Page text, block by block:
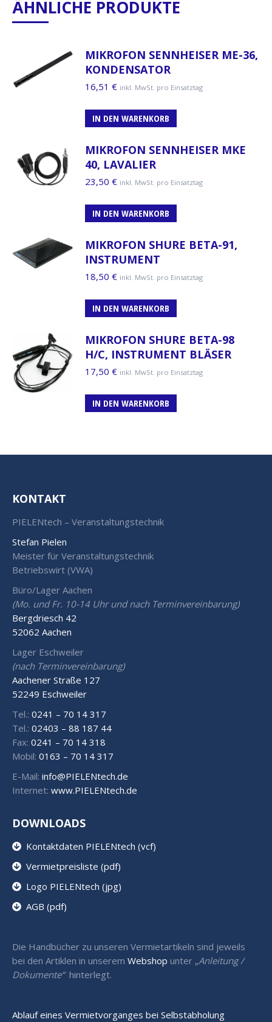
ÄHNLICHE PRODUKTE
MIKROFON SENNHEISER ME-36,
KONDENSATOR
16,51 € inkl. MwSt. pro Einsatztag
IN DEN WARENKORB
MIKROFON SENNHEISER MKE
40, LAVALIER
23,50 € inkl. MwSt. pro Einsatztag
IN DEN WARENKORB
MIKROFON SHURE BETA-91,
INSTRUMENT
18,50 € inkl. MwSt. pro Einsatztag
IN DEN WARENKORB
MIKROFON SHURE BETA-98
H/C, INSTRUMENT BLÄSER
17,50 € inkl. MwSt. pro Einsatztag
IN DEN WARENKORB
KONTAKT
PIELENtech – Veranstaltungstechnik
Stefan Pielen
Meister für Veranstaltungstechnik
Betriebswirt (VWA)
Büro/Lager Aachen
(Mo. und Fr. 10-14 Uhr und nach Terminvereinbarung)
Bergdriesch 42
52062 Aachen
Lager Eschweiler
(nach Terminvereinbarung)
Aachener Straße 127
52249 Eschweiler
Tel.: 0241 – 70 14 317
Tel.: 02403 – 88 187 44
Fax: 0241 – 70 14 318
Mobil: 0163 – 70 14 317
E-Mail: info@PIELENtech.de
Internet: www.PIELENtech.de
DOWNLOADS
Kontaktdaten PIELENtech (vcf)
Vermietpreisliste (pdf)
Logo PIELENtech (jpg)
AGB (pdf)
Die Handbücher zu unseren Vermietartikeln sind jeweils
bei den Artiklen in unserem Webshop unter „Anleitung /
Dokumente“ hinterlegt.
Ablauf eines Vermietvorganges bei Selbstabholung